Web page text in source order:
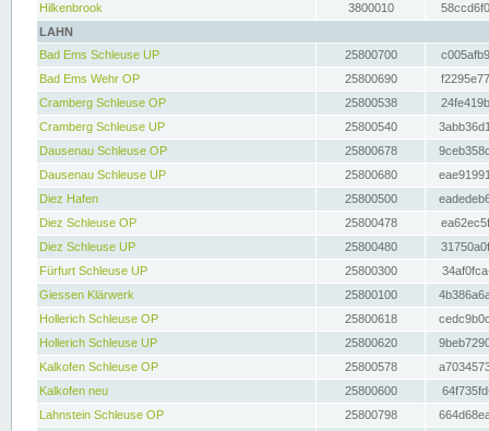
Hilkenbrook
3800010
LAHN
Bad Ems Schleuse UP
25800700
Bad Ems Wehr OP
25800690
Cramberg Schleuse OP
25800538
Cramberg Schleuse UP
25800540
Dausenau Schleuse OP
25800678
Dausenau Schleuse UP
25800680
Diez Hafen
25800500
Diez Schleuse OP
25800478
Diez Schleuse UP
25800480
Fürfurt Schleuse UP
25800300
Giessen Klärwerk
25800100
Hollerich Schleuse OP
25800618
Hollerich Schleuse UP
25800620
Kalkofen Schleuse OP
25800578
Kalkofen neu
25800600
Lahnstein Schleuse OP
25800798